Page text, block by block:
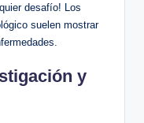
desafío! Los
suelen mostrar
y